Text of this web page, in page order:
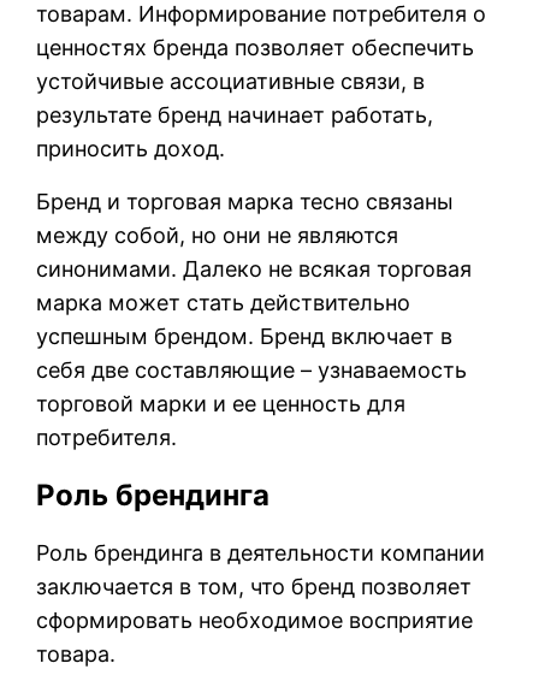
товарам. Информирование потребителя о
ценностях бренда позволяет обеспечить
устойчивые ассоциативные связи, в
результате бренд начинает работать,
приносить доход.
Бренд и торговая марка тесно связаны
между собой, но они не являются
синонимами. Далеко не всякая торговая
марка может стать действительно
успешным брендом. Бренд включает в
себя две составляющие – узнаваемость
торговой марки и ее ценность для
потребителя.
Роль брендинга
Роль брендинга в деятельности компании
заключается в том, что бренд позволяет
сформировать необходимое восприятие
товара.